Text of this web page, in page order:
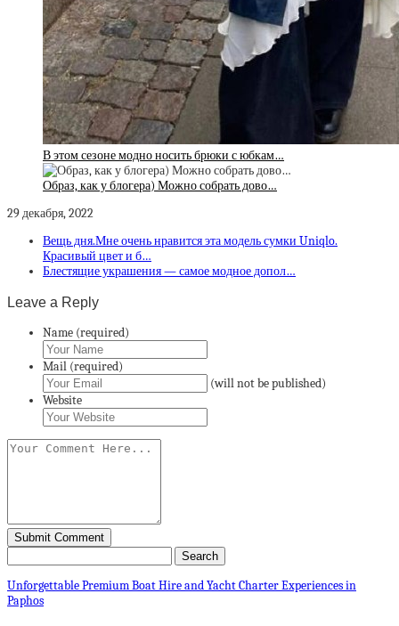
В этом сезоне модно носить брюки с юбкам…
Образ, как у блогера) Можно собрать дово…
29 декабря, 2022
Вещь дня.Мне очень нравится эта модель сумки Uniqlo.
Красивый цвет и б…
Блестящие украшения — самое модное допол…
Leave a Reply
Name (required)
Mail (required)
(will not be published)
Website
Unforgettable Premium Boat Hire and Yacht Charter Experiences in
Paphos